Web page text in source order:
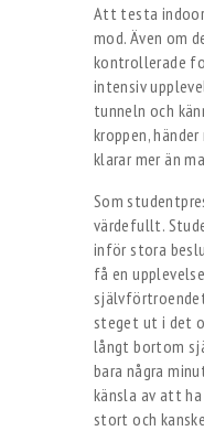
Att testa
mod. Även om
kontrollerade
intensiv
tunneln och
kroppen,
klarar mer än
Som
värdefullt.
inför stora
få en
steget ut i det
långt bortom
bara några
känsla av att
stort och